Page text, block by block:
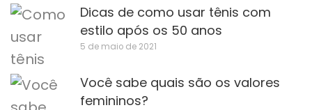
Dicas de como usar tênis com
estilo após os 50 anos
5 de maio de 2021
Você sabe quais são os valores
femininos?